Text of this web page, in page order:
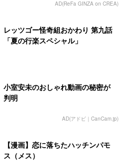
AD(ReFa GINZA on CREA)
レッツゴー怪奇組おかわり 第九話
「夏の行楽スペシャル」
小室安未のおしゃれ動画の秘密が
判明
AD(アドビ｜CanCam.jp)
【漫画】恋に落ちたハッチンパモ
ス（メス）